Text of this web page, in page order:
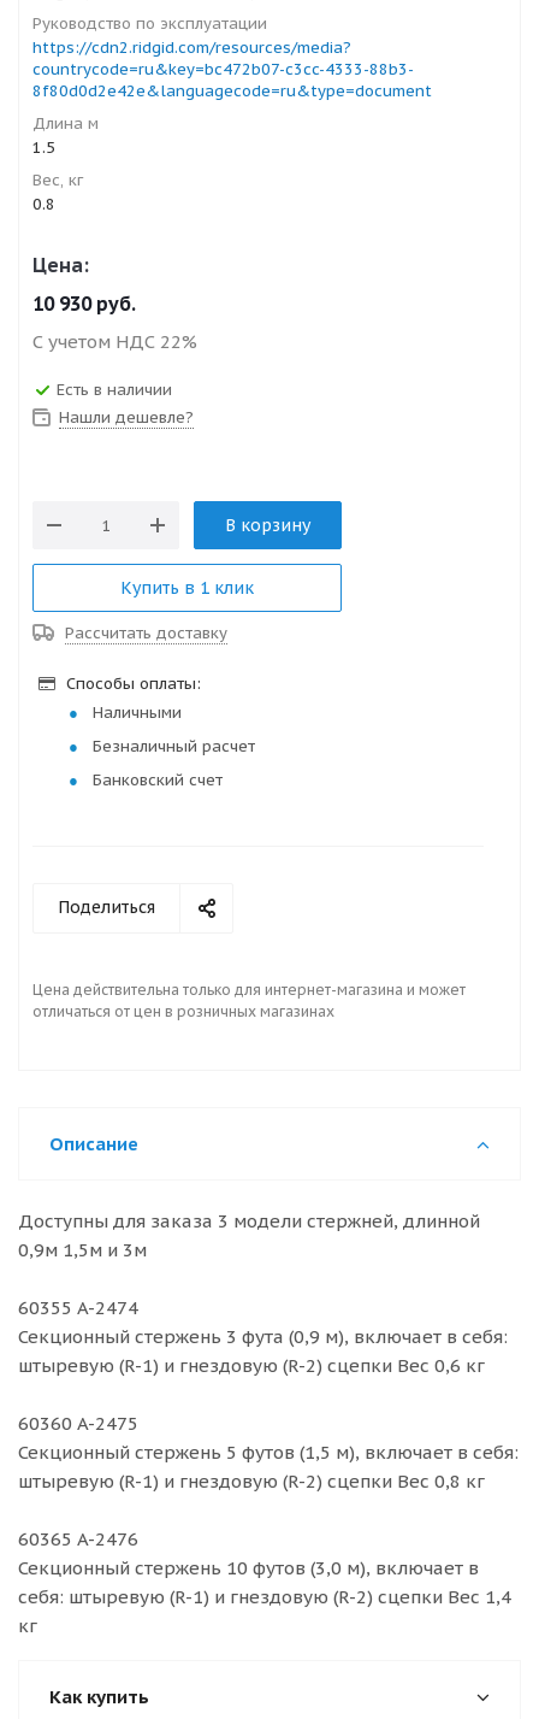
Руководство по эксплуатации
https://cdn2.ridgid.com/resources/media?
countrycode=ru&key=bc472b07-c3cc-4333-88b3-
8f80d0d2e42e&languagecode=ru&type=document
Длина м
1.5
Вес, кг
0.8
Цена:
10 930руб.
С учетом НДС 22%
Есть в наличии
Нашли дешевле?
В корзину
Купить в 1 клик
Рассчитать доставку
Способы оплаты:
Наличными
Безналичный расчет
Банковский счет
Поделиться
Цена действительна только для интернет-магазина и может
отличаться от цен в розничных магазинах
Описание
Доступны для заказа 3 модели стержней, длинной
0,9м 1,5м и 3м
60355 A-2474
Секционный стержень 3 фута (0,9 м), включает в себя:
штыревую (R-1) и гнездовую (R-2) сцепки Вес 0,6 кг
60360 A-2475
Секционный стержень 5 футов (1,5 м), включает в себя:
штыревую (R-1) и гнездовую (R-2) сцепки Вес 0,8 кг
60365 A-2476
Секционный стержень 10 футов (3,0 м), включает в
себя: штыревую (R-1) и гнездовую (R-2) сцепки Вес 1,4
кг
Как купить